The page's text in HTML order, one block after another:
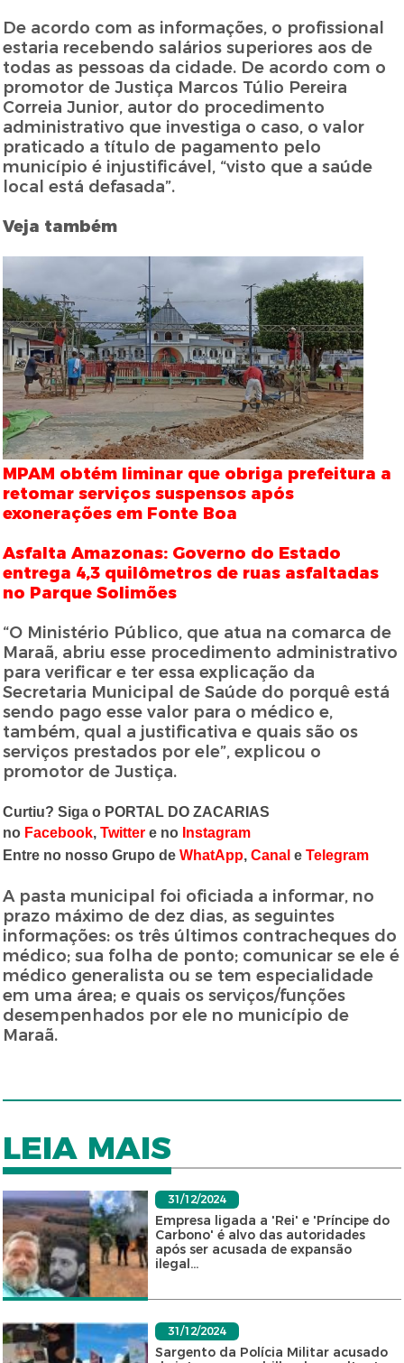
De acordo com as informações, o profissional
estaria recebendo salários superiores aos de
todas as pessoas da cidade. De acordo com o
promotor de Justiça Marcos Túlio Pereira
Correia Junior, autor do procedimento
administrativo que investiga o caso, o valor
praticado a título de pagamento pelo
município é injustificável, “visto que a saúde
local está defasada”.
Veja também
MPAM obtém liminar que obriga prefeitura a
retomar serviços suspensos após
exonerações em Fonte Boa
Asfalta Amazonas: Governo do Estado
entrega 4,3 quilômetros de ruas asfaltadas
no Parque Solimões
“O Ministério Público, que atua na comarca de
Maraã, abriu esse procedimento administrativo
para verificar e ter essa explicação da
Secretaria Municipal de Saúde do porquê está
sendo pago esse valor para o médico e,
também, qual a justificativa e quais são os
serviços prestados por ele”, explicou o
promotor de Justiça.
Curtiu? Siga o PORTAL DO ZACARIAS
no Facebook,Twitter e no Instagram
Entre no nosso Grupo deWhatApp,Canal eTelegram
A pasta municipal foi oficiada a informar, no
prazo máximo de dez dias, as seguintes
informações: os três últimos contracheques do
médico; sua folha de ponto; comunicar se ele é
médico generalista ou se tem especialidade
em uma área; e quais os serviços/funções
desempenhados por ele no município de
Maraã.
LEIA MAIS
31/12/2024
Empresa ligada a 'Rei' e 'Príncipe do
Carbono' é alvo das autoridades
após ser acusada de expansão
ilegal...
31/12/2024
Sargento da Polícia Militar acusado